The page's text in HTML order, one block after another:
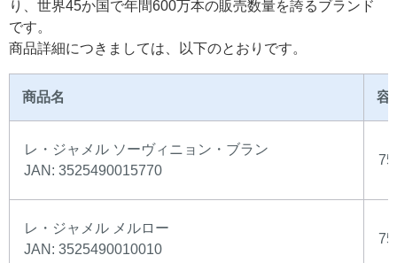
り、世界45か国で年間600万本の販売数量を誇るブランド
です。
商品詳細につきましては、以下のとおりです。
商品名 容
レ・ジャメル ソーヴィニョン・ブラン
JAN: 3525490015770
レ・ジャメル メルロー
JAN: 3525490010010